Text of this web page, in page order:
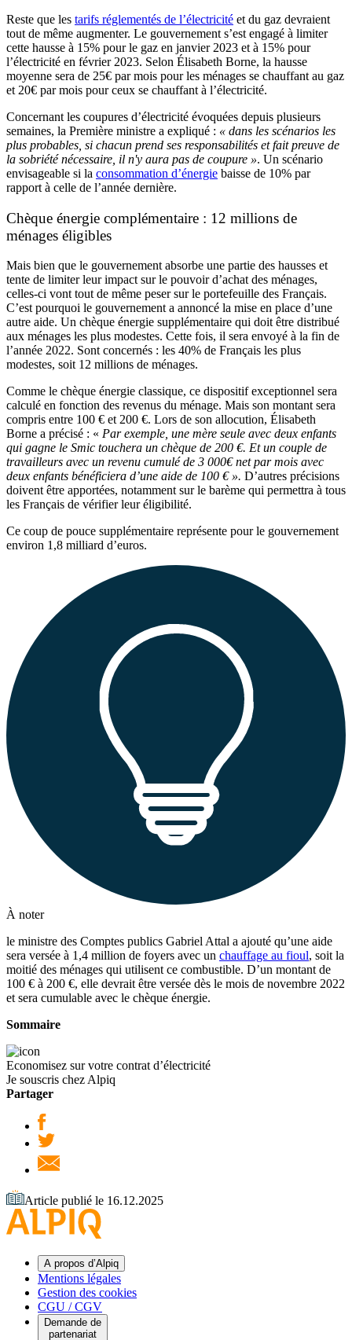
Reste que les tarifs réglementés de l’électricité et du gaz devraient
tout de même augmenter. Le gouvernement s’est engagé à limiter
cette hausse à 15% pour le gaz en janvier 2023 et à 15% pour
l’électricité en février 2023. Selon Élisabeth Borne, la hausse
moyenne sera de 25€ par mois pour les ménages se chauffant au gaz
et 20€ par mois pour ceux se chauffant à l’électricité.
Concernant les coupures d’électricité évoquées depuis plusieurs
semaines, la Première ministre a expliqué : « dans les scénarios les
plus probables, si chacun prend ses responsabilités et fait preuve de
la sobriété nécessaire, il n'y aura pas de coupure ». Un scénario
envisageable si la consommation d’énergie baisse de 10% par
rapport à celle de l’année dernière.
Chèque énergie complémentaire : 12 millions de
ménages éligibles
Mais bien que le gouvernement absorbe une partie des hausses et
tente de limiter leur impact sur le pouvoir d’achat des ménages,
celles-ci vont tout de même peser sur le portefeuille des Français.
C’est pourquoi le gouvernement a annoncé la mise en place d’une
autre aide. Un chèque énergie supplémentaire qui doit être distribué
aux ménages les plus modestes. Cette fois, il sera envoyé à la fin de
l’année 2022. Sont concernés : les 40% de Français les plus
modestes, soit 12 millions de ménages.
Comme le chèque énergie classique, ce dispositif exceptionnel sera
calculé en fonction des revenus du ménage. Mais son montant sera
compris entre 100 € et 200 €. Lors de son allocution, Élisabeth
Borne a précisé : « Par exemple, une mère seule avec deux enfants
qui gagne le Smic touchera un chèque de 200 €. Et un couple de
travailleurs avec un revenu cumulé de 3 000€ net par mois avec
deux enfants bénéficiera d’une aide de 100 € ». D’autres précisions
doivent être apportées, notamment sur le barème qui permettra à tous
les Français de vérifier leur éligibilité.
Ce coup de pouce supplémentaire représente pour le gouvernement
environ 1,8 milliard d’euros.
À noter
le ministre des Comptes publics Gabriel Attal a ajouté qu’une aide
sera versée à 1,4 million de foyers avec un chauffage au fioul, soit la
moitié des ménages qui utilisent ce combustible. D’un montant de
100 € à 200 €, elle devrait être versée dès le mois de novembre 2022
et sera cumulable avec le chèque énergie.
Sommaire
Economisez sur votre contrat d’électricité
Je souscris chez Alpiq
Partager
Article publié le 16.12.2025
A propos d’Alpiq
Mentions légales
Gestion des cookies
CGU / CGV
Demande de
partenariat